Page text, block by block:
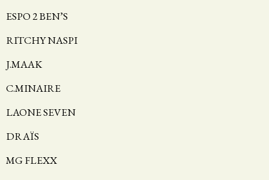
ESPO 2 BEN’S
RITCHY NASPI
J.MAAK
C.MINAIRE
LAONE SEVEN
DRAÏS
MG FLEXX